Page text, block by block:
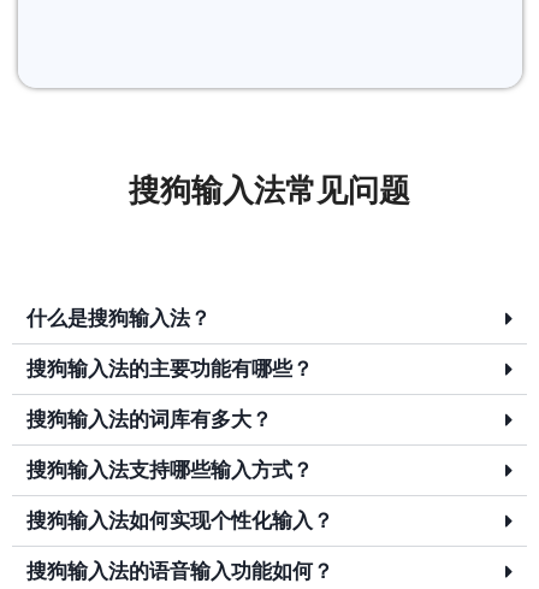
搜狗输入法常见问题
什么是搜狗输入法？
搜狗输入法的主要功能有哪些？
搜狗输入法的词库有多大？
搜狗输入法支持哪些输入方式？
搜狗输入法如何实现个性化输入？
搜狗输入法的语音输入功能如何？